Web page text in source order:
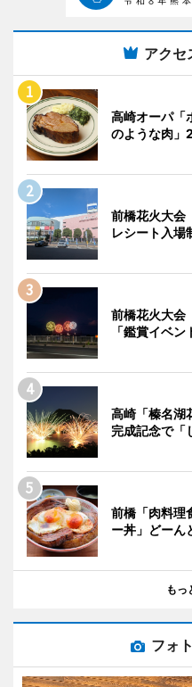
アクセ
高崎オーパ
のような肉」
前橋花火大
レシート入場
前橋花火大会
「鑑賞イベ
高崎「榛名湖
完成記念で「
前橋「肉料
ー丼」どー
もっ
フォ